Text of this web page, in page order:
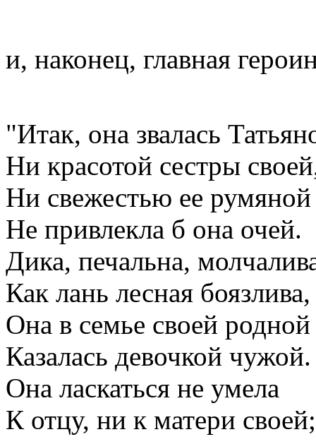
и, наконец, главная
"Итак, она звалась
Ни красотой сестры
Ни свежестью ее румяной
Не привлекла б она очей.
Дика, печальна,
Как лань лесная боязлива,
Она в семье своей родной
Казалась девочкой чужой.
Она ласкаться не умела
К отцу, ни к матери